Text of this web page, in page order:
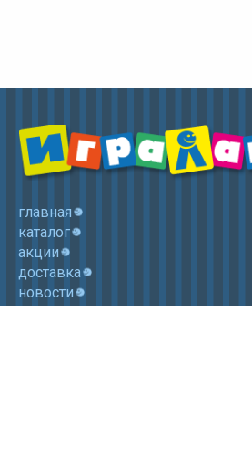
главная
каталог
акции
доставка
новости